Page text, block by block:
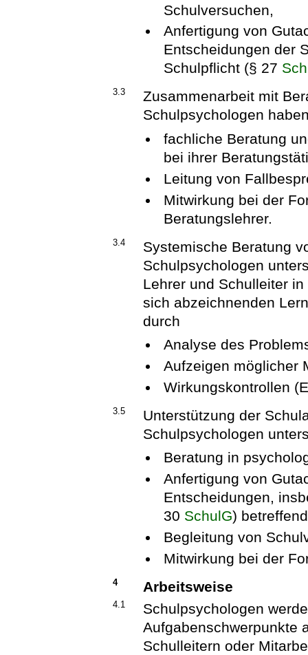
Schulversuchen,
Anfertigung von
Entscheidungen der
Schulpflicht (§ 27
3.3
Zusammenarbeit mit
Schulpsychologen
fachliche Beratung
bei ihrer
Leitung von
Mitwirkung bei der
Beratungslehrer.
3.4
Systemische Beratung
Schulpsychologen
Lehrer und Schulleiter
sich abzeichnenden
durch
Analyse des
Aufzeigen möglicher
Wirkungskontrollen
3.5
Unterstützung der
Schulpsychologen
Beratung in
Anfertigung von
Entscheidungen,
30 SchulG)
Begleitung von
Mitwirkung bei der
4 Arbeitsweise
4.1
Schulpsychologen
Aufgabenschwerpunkte
Schulleitern oder